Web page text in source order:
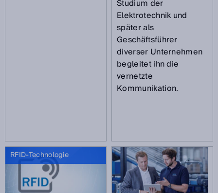
Studium der
Elektrotechnik und
später als
Geschäftsführer
diverser Unternehmen
begleitet ihn die
vernetzte
Kommunikation.
RFID-Technologie